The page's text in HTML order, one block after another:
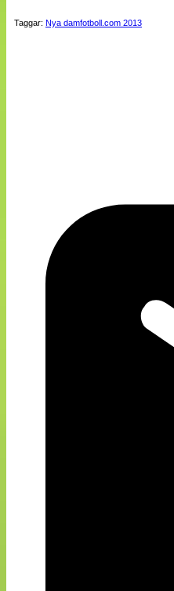
Taggar: Nya damfotboll.com 2013